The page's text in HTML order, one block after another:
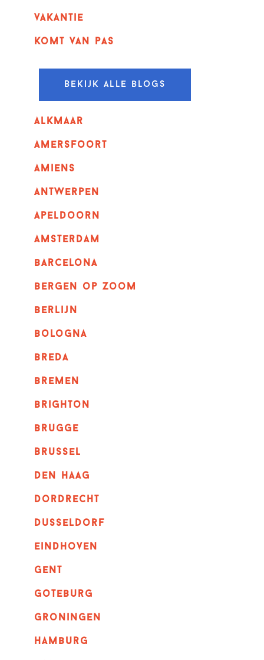
vakantie
komt van pas
Bekijk alle blogs
alkmaar
amersfoort
amiens
Antwerpen
apeldoorn
Amsterdam
barcelona
bergen op zoom
berlijn
bologna
breda
bremen
brighton
brugge
Brussel
Den haag
dordrecht
dusseldorf
eindhoven
GENT
goteburg
groningen
hamburg